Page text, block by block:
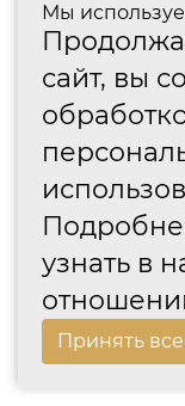
Мы
сайт, вы
узнать в
Принять все